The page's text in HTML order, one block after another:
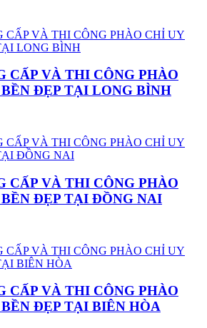
CẤP VÀ THI CÔNG PHÀO
ĐẸP TẠI LONG BÌNH
CẤP VÀ THI CÔNG PHÀO
ĐẸP TẠI ĐỒNG NAI
CẤP VÀ THI CÔNG PHÀO
ĐẸP TẠI BIÊN HÒA